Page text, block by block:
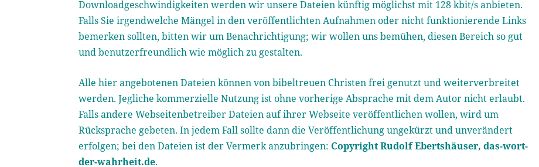
Downloadgeschwindigkeiten werden wir unsere Dateien künftig möglichst mit 128 kbit/s anbieten.
Falls Sie irgendwelche Mängel in den veröffentlichten Aufnahmen oder nicht funktionierende Links
bemerken sollten, bitten wir um Benachrichtigung; wir wollen uns bemühen, diesen Bereich so gut
und benutzerfreundlich wie möglich zu gestalten.
Alle hier angebotenen Dateien können von bibeltreuen Christen frei genutzt und weiterverbreitet
werden. Jegliche kommerzielle Nutzung ist ohne vorherige Absprache mit dem Autor nicht erlaubt.
Falls andere Webseitenbetreiber Dateien auf ihrer Webseite veröffentlichen wollen, wird um
Rücksprache gebeten. In jedem Fall sollte dann die Veröffentlichung ungekürzt und unverändert
erfolgen; bei den Dateien ist der Vermerk anzubringen: Copyright Rudolf Ebertshäuser, das-wort-
der-wahrheit.de.